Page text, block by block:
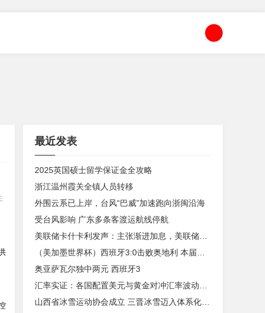
最近发表
2025英国硕士留学保证金全攻略
浙江温州霞关全镇人员转移
外围云系已上岸，台风“巴威”加速跑向浙闽沿海
受台风影响 广东多条客渡运航线停航
美联储卡什卡利发声：主张渐进加息，美联储内部政策分歧
奥亚萨瓦尔独中两元 西班牙3
山西省冰雪运动协会成立 三晋冰雪迈入体系化发展新阶段